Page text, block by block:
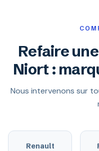
Refaire
Niort :
Nous intervenons sur
Renault